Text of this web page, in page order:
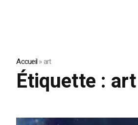
Accueil»art
Étiquette : art